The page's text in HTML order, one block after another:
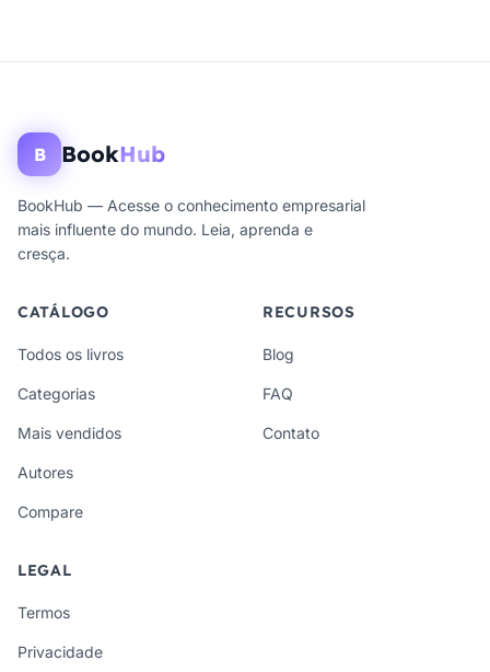
B BookHub
BookHub — Acesse o conhecimento empresarial
mais influente do mundo. Leia, aprenda e
cresça.
CATÁLOGO
Todos os livros
Categorias
Mais vendidos
Autores
Compare
RECURSOS
Blog
FAQ
Contato
LEGAL
Termos
Privacidade